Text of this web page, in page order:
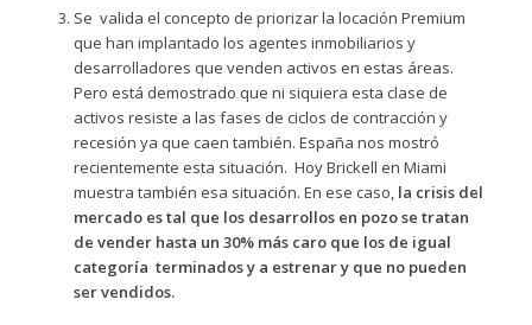
Se valida el concepto de priorizar la locación Premium
que han implantado los agentes inmobiliarios y
desarrolladores que venden activos en estas áreas.
Pero está demostrado que ni siquiera esta clase de
activos resiste a las fases de ciclos de contracción y
recesión ya que caen también. España nos mostró
recientemente esta situación. Hoy Brickell en Miami
muestra también esa situación. En ese caso,la crisis del
mercado es tal que los desarrollos en pozo se tratan
de vender hasta un 30% más caro que los de igual
categoría terminados y a estrenar y que no pueden
ser vendidos.